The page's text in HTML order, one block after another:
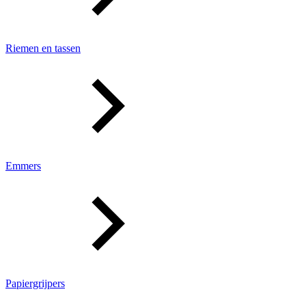
Riemen en tassen
Emmers
Papiergrijpers